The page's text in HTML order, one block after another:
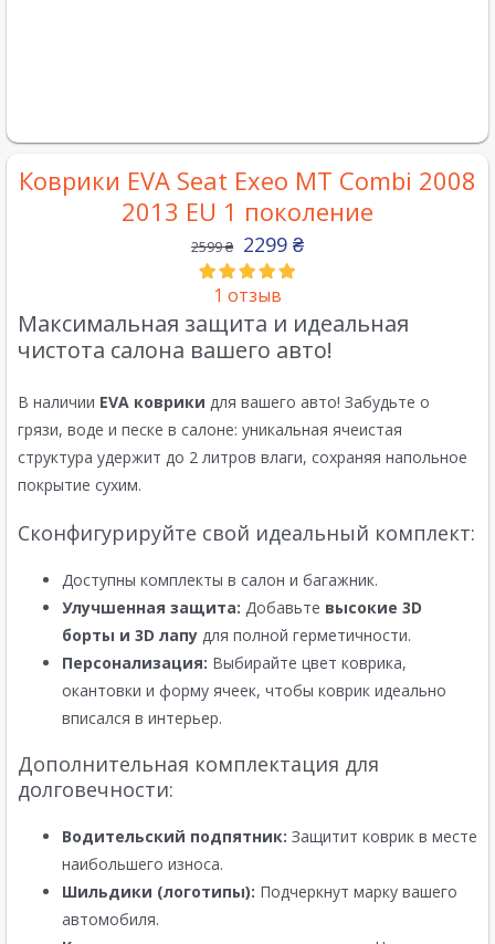
Коврики EVA Seat Exeo MT Combi 2008
2013 EU 1 поколение
2599₴ 2299 ₴
1 отзыв
Максимальная защита и идеальная
чистота салона вашего авто!
В наличии EVA коврики для вашего авто! Забудьте о
грязи, воде и песке в салоне: уникальная ячеистая
структура удержит до 2 литров влаги, сохраняя напольное
покрытие сухим.
Сконфигурируйте свой идеальный комплект:
Доступны комплекты в салон и багажник.
Улучшенная защита: Добавьте высокие 3D
борты и 3D лапу для полной герметичности.
Персонализация: Выбирайте цвет коврика,
окантовки и форму ячеек, чтобы коврик идеально
вписался в интерьер.
Дополнительная комплектация для
долговечности:
Водительский подпятник: Защитит коврик в месте
наибольшего износа.
Шильдики (логотипы): Подчеркнут марку вашего
автомобиля.